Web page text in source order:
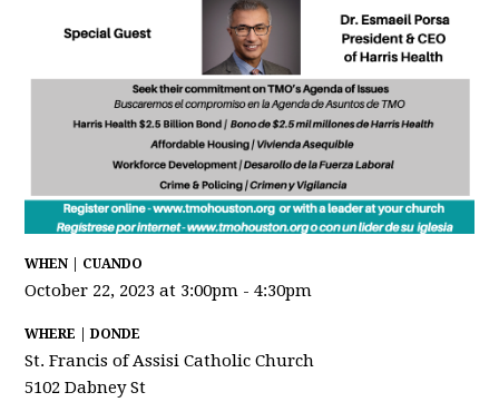
WHEN | CUANDO
October 22, 2023 at 3:00pm - 4:30pm
WHERE | DONDE
St. Francis of Assisi Catholic Church
5102 Dabney St